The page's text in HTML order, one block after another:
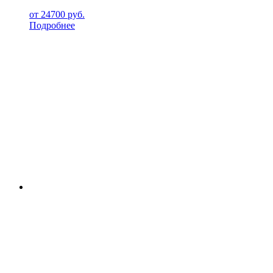
от 24700 руб.
Подробнее